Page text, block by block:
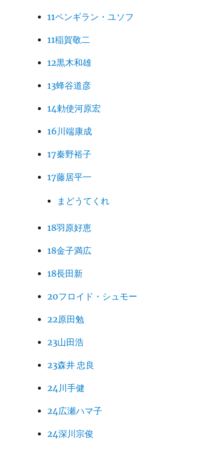
11ペンギラン・ユソフ
11稲賀敬二
12黒木和雄
13蜂谷道彦
14勅使河原宏
16川端康成
17秦野裕子
17藤居平一
まどうてくれ
18羽原好恵
18金子満広
18長田新
20フロイド・シュモー
22原田勉
23山田浩
23森井 忠良
24川手健
24広瀬ハマ子
24深川宗俊